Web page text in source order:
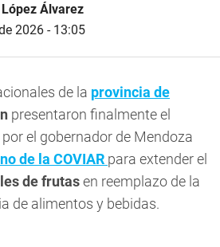
Álvarez
2026 - 13:05
de la provincia de
presentaron finalmente el
el gobernador de Mendoza
de la COVIAR para extender el
de frutasen reemplazo de la
de alimentos y bebidas.